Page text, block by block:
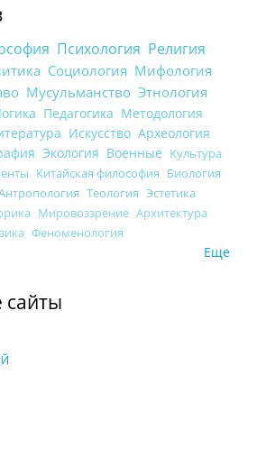
Психология Религия
Социология Мифология
Мусульманство Этнология
Педагогика Методология
Искусство Археология
Экология Военные Культура
Китайская философия Биология
Теология Эстетика
Мировоззрение Архитектура
Феноменология
Еще
сайты